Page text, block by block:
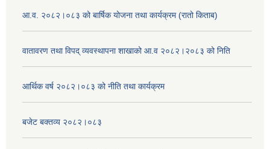
आ.व. २०८२।०८३ को बार्षिक योजना तथा कार्यक्रम (रातो किताब)
वातावरण तथा विपद् व्यवस्थापना शाखाको आ.व २०८२।२०८३ को निति
आर्थिक वर्ष २०८२।०८३ को नीति तथा कार्यक्रम
बजेट बक्तव्य २०८२।०८३